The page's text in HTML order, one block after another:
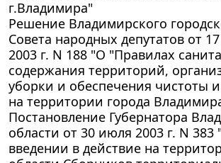
г.Владимира"
Решение Владимирского
Совета народных депутатов от
2003 г. N 188 "О "Правилах
содержания территорий,
уборки и обеспечения чистоты
на территории города
Постановление Губернатора
области от 30 июля 2003 г. N 383
введении в действие на